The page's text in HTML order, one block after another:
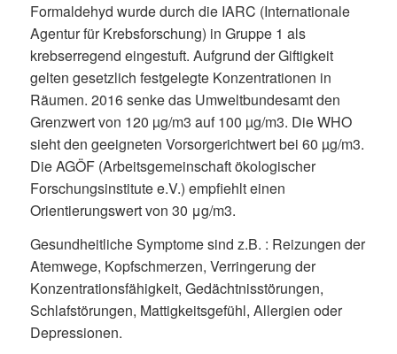
Formaldehyd wurde durch die IARC (Internationale
Agentur für Krebsforschung) in Gruppe 1 als
krebserregend eingestuft. Aufgrund der Giftigkeit
gelten gesetzlich festgelegte Konzentrationen in
Räumen. 2016 senke das Umweltbundesamt den
Grenzwert von 120 µg/m3 auf 100 µg/m3. Die WHO
sieht den geeigneten Vorsorgerichtwert bei 60 µg/m3.
Die AGÖF (Arbeitsgemeinschaft ökologischer
Forschungsinstitute e.V.) empfiehlt einen
Orientierungswert von 30 μg/m3.
Gesundheitliche Symptome sind z.B. : Reizungen der
Atemwege, Kopfschmerzen, Verringerung der
Konzentrationsfähigkeit, Gedächtnisstörungen,
Schlafstörungen, Mattigkeitsgefühl, Allergien oder
Depressionen.